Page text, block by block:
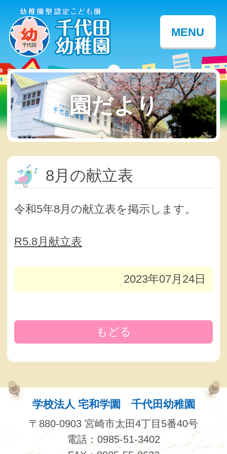
MENU
園だより
8月の献立表
令和5年8月の献立表を掲示します。
R5.8月献立表
2023年07月24日
もどる
学校法人 宅和学園 千代田幼稚園
〒880-0903 宮崎市太田4丁目5番40号
電話：0985-51-3402